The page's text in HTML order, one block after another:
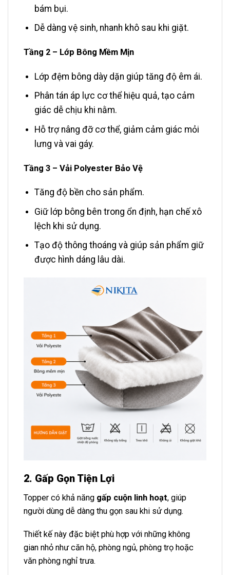
bám bụi.
Dễ dàng vệ sinh, nhanh khô sau khi giặt.
Tầng 2 – Lớp Bông Mềm Mịn
Lớp đệm bông dày dặn giúp tăng độ êm ái.
Phân tán áp lực cơ thể hiệu quả, tạo cảm
giác dễ chịu khi nằm.
Hỗ trợ nâng đỡ cơ thể, giảm cảm giác mỏi
lưng và vai gáy.
Tầng 3 – Vải Polyester Bảo Vệ
Tăng độ bền cho sản phẩm.
Giữ lớp bông bên trong ổn định, hạn chế xô
lệch khi sử dụng.
Tạo độ thông thoáng và giúp sản phẩm giữ
được hình dáng lâu dài.
2. Gấp Gọn Tiện Lợi
Topper có khả năng gấp cuộn linh hoạt, giúp
người dùng dễ dàng thu gọn sau khi sử dụng.
Thiết kế này đặc biệt phù hợp với những không
gian nhỏ như căn hộ, phòng ngủ, phòng trọ hoặc
văn phòng nghỉ trưa.